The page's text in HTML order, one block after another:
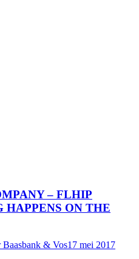
– FLHIP
HAPPENS ON THE
Baasbank & Vos17 mei 2017